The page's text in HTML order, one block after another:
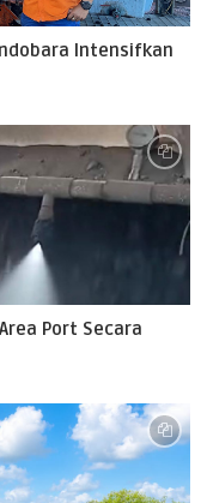
Intensifkan
Port Secara